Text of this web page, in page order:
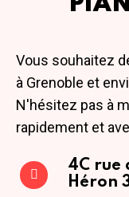
Vous souhaitez
à Grenoble et
N'hésitez pas à
rapidement et
4C rue
Héron